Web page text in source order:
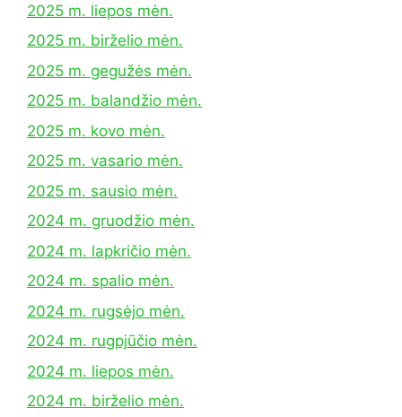
2025 m. liepos mėn.
2025 m. birželio mėn.
2025 m. gegužės mėn.
2025 m. balandžio mėn.
2025 m. kovo mėn.
2025 m. vasario mėn.
2025 m. sausio mėn.
2024 m. gruodžio mėn.
2024 m. lapkričio mėn.
2024 m. spalio mėn.
2024 m. rugsėjo mėn.
2024 m. rugpjūčio mėn.
2024 m. liepos mėn.
2024 m. birželio mėn.